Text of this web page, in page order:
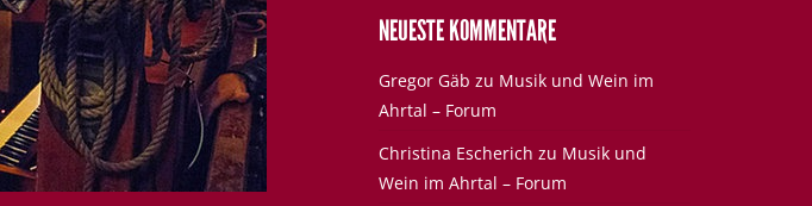
NEUESTE KOMMENTARE
Gregor Gäb zu Musik und Wein im
Ahrtal – Forum
Christina Escherich zu Musik und
Wein im Ahrtal – Forum